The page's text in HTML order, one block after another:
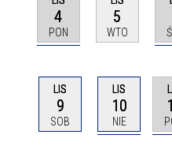
4
PON
5
WTO
LIS
9
SOB
LIS
10
NIE